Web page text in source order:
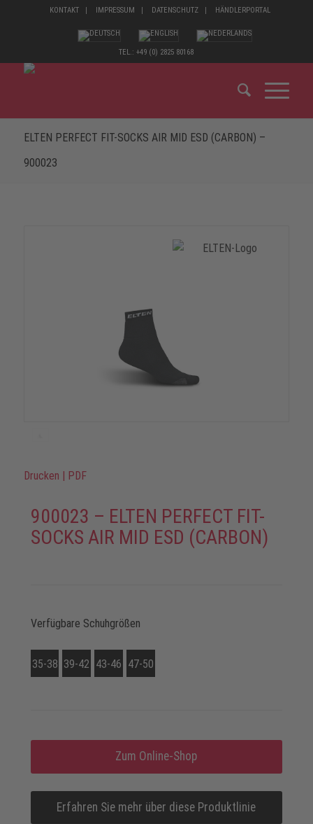
KONTAKT IMPRESSUM DATENSCHUTZ HÄNDLERPORTAL
TEL.: +49 (0) 2825 80168
ELTEN PERFECT FIT-SOCKS AIR MID ESD (CARBON) –
900023
Drucken PDF
900023 – ELTEN PERFECT FIT-
SOCKS AIR MID ESD (CARBON)
Verfügbare Schuhgrößen
35-38 39-42 43-46 47-50
Zum Online-Shop
Erfahren Sie mehr über diese Produktlinie